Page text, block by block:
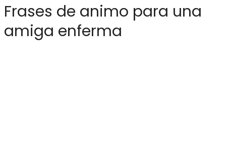
Frases de animo para una
amiga enferma